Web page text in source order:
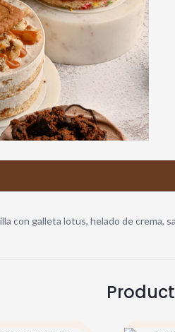
con galleta lotus, helado de crema,